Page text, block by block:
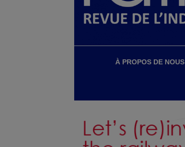
À PROPOS DE NOUS